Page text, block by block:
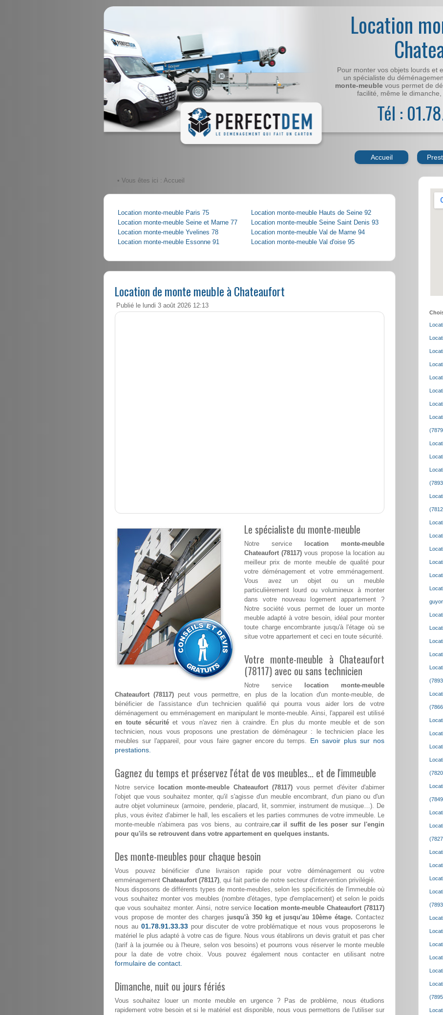
Location
Pour monter vos objets lourds et
un spécialiste du
monte-meuble vous permet de
facilité, même le
Tél :
Accueil
• Vous êtes ici : Accueil
Location monte-meuble Paris 75
Location monte-meuble Seine et Marne 77
Location monte-meuble Yvelines 78
Location monte-meuble Essonne 91
Location monte-meuble Hauts de Seine 92
Location monte-meuble Seine Saint Denis 93
Location monte-meuble Val de Marne 94
Location monte-meuble Val d'oise 95
Location de monte meuble à Chateaufort
Publié le lundi 3 août 2026 12:13
Le spécialiste du monte-meuble
Notre service
location monte-meuble
Chateaufort (78117) vous propose la location au
meilleur prix de monte meuble de qualité pour
votre déménagement et votre emménagement.
Vous avez un objet ou un meuble
particulièrement lourd ou volumineux à monter
dans votre nouveau logement appartement ?
Notre société vous permet de louer un monte
meuble adapté à votre besoin, idéal pour monter
toute charge encombrante jusqu'à l'étage où se
situe votre appartement et ceci en toute sécurité.
Votre monte-meuble à Chateaufort
(78117) avec ou sans technicien
Notre service
location monte-meuble
Chateaufort (78117) peut vous permettre, en plus de la location d'un monte-meuble, de
bénéficier de l'assistance d'un technicien qualifié qui pourra vous aider lors de votre
déménagement ou emménagement en manipulant le monte-meuble. Ainsi, l'appareil est utilisé
en toute sécuritéet vous n'avez rien à craindre. En plus du monte meuble et de son
technicien, nous vous proposons une prestation de déménageur : le technicien place les
meubles sur l'appareil, pour vous faire gagner encore du temps. En savoir plus sur nos
prestations.
Gagnez du temps et préservez l'état de vos meubles... et de l'immeuble
Notre service location monte-meuble Chateaufort (78117)vous permet d'éviter d'abimer
l'objet que vous souhaitez monter, qu'il s'agisse d'un meuble encombrant, d'un piano ou d'un
autre objet volumineux (armoire, penderie, placard, lit, sommier, instrument de musique…). De
plus, vous évitez d'abimer le hall, les escaliers et les parties communes de votre immeuble. Le
monte-meuble n'abimera pas vos biens, au contraire,car il suffit de les poser sur l'engin
pour qu'ils se retrouvent dans votre appartement en quelques instants.
Des monte-meubles pour chaque besoin
Vous pouvez bénéficier d'une livraison rapide pour votre déménagement ou votre
emménagement Chateaufort (78117), qui fait partie de notre secteur d'intervention privilégié.
Nous disposons de différents types de monte-meubles, selon les spécificités de l'immeuble où
vous souhaitez monter vos meubles (nombre d'étages, type d'emplacement) et selon le poids
que vous souhaitez monter. Ainsi, notre service location monte-meuble Chateaufort (78117)
vous propose de monter des charges jusqu'à 350 kg et jusqu'au 10ème étage. Contactez
nous au 01.78.91.33.33pour discuter de votre problématique et nous vous proposerons le
matériel le plus adapté à votre cas de figure. Nous vous établirons un devis gratuit et pas cher
(tarif à la journée ou à l'heure, selon vos besoins) et pourrons vous réserver le monte meuble
pour la date de votre choix. Vous pouvez également nous contacter en utilisant notre
formulaire de contact.
Dimanche, nuit ou jours fériés
Vous souhaitez louer un monte meuble en urgence ? Pas de problème, nous étudions
rapidement votre besoin et si le matériel est disponible, nous vous permettons de l'utiliser sur